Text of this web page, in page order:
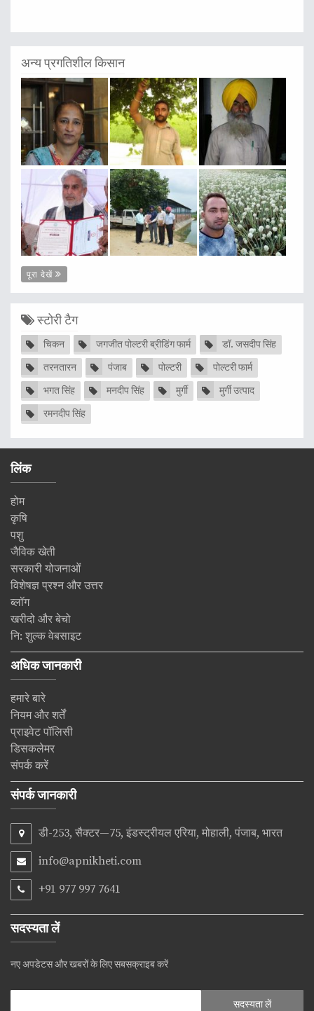
अन्य प्रगतिशील किसान
पूरा देखें
स्टोरी टैग
चिकन जगजीत पोल्टरी ब्रीडिंग फार्म
डॉ. जसदीप सिंह
तरनतारन
पंजाब पोल्टरी
पोल्टरी फार्म
भगत सिंह
मनदीप सिंह मुर्गी
मुर्गी उत्पाद
रमनदीप सिंह
लिंक
होम
कृषि
पशु
जैविक खेती
सरकारी योजनाओं
विशेषज्ञ प्रश्न और उत्तर
ब्लॉग
खरीदो और बेचो
नि: शुल्क वेबसाइट
अधिक जानकारी
हमारे बारे
नियम और शर्तें
प्राइवेट पॉलिसी
डिसकलेमर
संपर्क करें
संपर्क जानकारी
डी-253, सैक्टर—75, इंडस्ट्रीयल एरिया, मोहाली, पंजाब, भारत
info@apnikheti.com
+91 977 997 7641
सदस्यता लें
नए अपडेटस और खबरों के लिए सबसक्राइब करें